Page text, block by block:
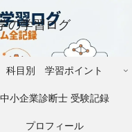
の学習ログ
科目別 学習ポイント
中小企業診断士 受験記録
プロフィール